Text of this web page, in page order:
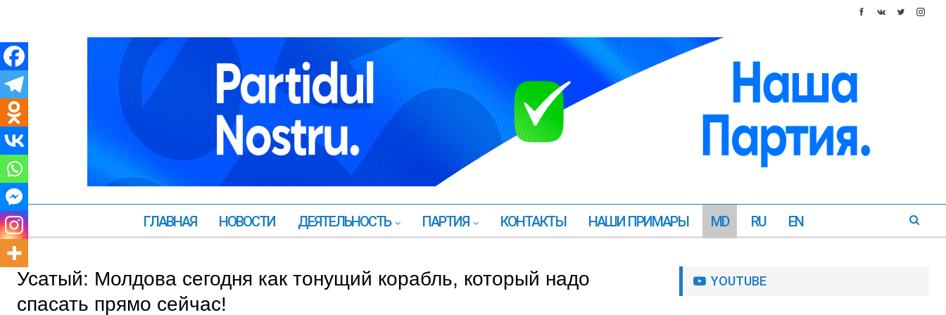
ГЛАВНАЯ НОВОСТИ ДЕЯТЕЛЬНОСТЬ ПАРТИЯ КОНТАКТЫ НАШИ ПРИМАРЫ MD RU EN
Усатый: Молдова сегодня как тонущий корабль, который надо
спасать прямо сейчас!
YOUTUBE